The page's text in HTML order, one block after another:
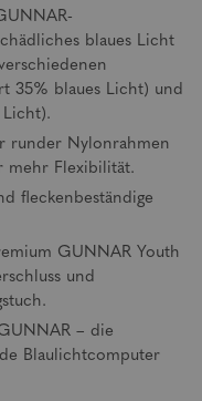
blaues Licht
35% blaues Licht) und
runder Nylonrahmen
mehr Flexibilität.
fleckenbeständige
GUNNAR Youth
und
– die
Blaulichtcomputer